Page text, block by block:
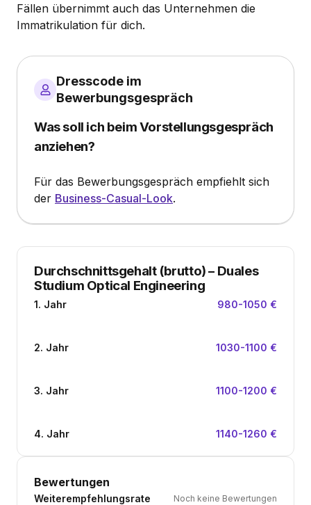
Fällen übernimmt auch das Unternehmen die
Immatrikulation für dich.
Dresscode im
Bewerbungsgespräch
Was soll ich beim Vorstellungsgespräch
anziehen?
Für das Bewerbungsgespräch empfiehlt sich
der Business-Casual-Look.
Durchschnittsgehalt (brutto)– Duales
Studium Optical Engineering
1. Jahr 980-1050 €
2. Jahr 1030-1100 €
3. Jahr 1100-1200 €
4. Jahr 1140-1260 €
Bewertungen
Weiterempfehlungsrate Noch keine Bewertungen